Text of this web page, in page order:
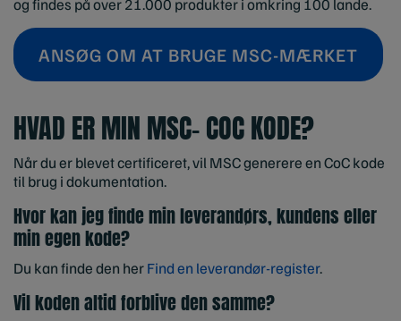
ANSØG OM AT BRUGE MSC-MÆRKET
HVAD ER MIN MSC- COC KODE?
Når du er blevet certificeret, vil MSC generere en CoC kode
til brug i dokumentation.
Hvor kan jeg finde min leverandørs, kundens eller
min egen kode?
Du kan finde den herFind en leverandør-register.
Vil koden altid forblive den samme?